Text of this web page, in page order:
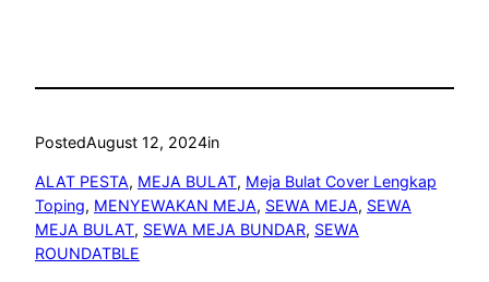
PostedAugust 12, 2024in
ALAT PESTA, MEJA BULAT, Meja Bulat Cover Lengkap
Toping, MENYEWAKAN MEJA, SEWA MEJA, SEWA
MEJA BULAT, SEWA MEJA BUNDAR, SEWA
ROUNDATBLE